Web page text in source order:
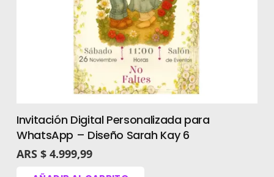
Invitación Digital Personalizada para
WhatsApp – Diseño Sarah Kay 6
ARS $ 4.999,99